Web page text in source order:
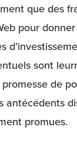
que des
pour
sont
de
antécédents
promues.